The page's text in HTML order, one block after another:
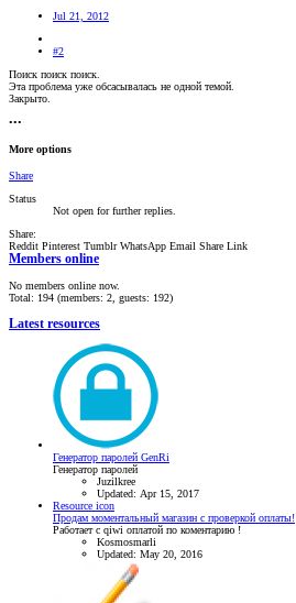
Jul 21, 2012
#2
Поиск поиск поиск.
Эта проблема уже обсасывалась не одной темой.
Закрыто.
•••
More options
Share
Status
Not open for further replies.
Share:
Reddit Pinterest Tumblr WhatsApp Email Share Link
Members online
No members online now.
Total: 194 (members: 2, guests: 192)
Latest resources
Генератор паролей GenRi
Генератор паролей
Juzilkree
Updated: Apr 15, 2017
Resource icon
Продам моментальный магазин с проверкой оплаты!
Работает с qiwi оплатой по коментарию !
Kosmosmarli
Updated: May 20, 2016